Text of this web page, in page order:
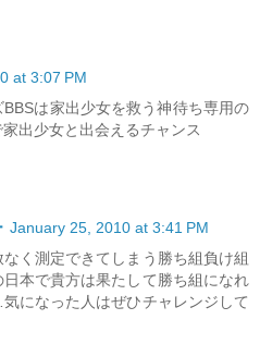
at 3:07 PM
は家出少女を救う神待ち専用の
出少女と出会えるチャンス
January 25, 2010 at 3:41 PM
く測定できてしまう勝ち組負け組
本で貴方は果たして勝ち組になれ
になった人はぜひチャレンジして